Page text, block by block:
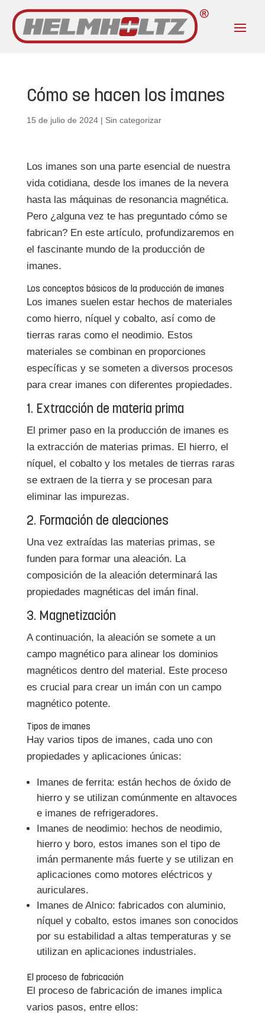
Cómo se hacen los imanes
15 de julio de 2024| Sin categorizar
Los imanes son una parte esencial de nuestra
vida cotidiana, desde los imanes de la nevera
hasta las máquinas de resonancia magnética.
Pero ¿alguna vez te has preguntado cómo se
fabrican? En este artículo, profundizaremos en
el fascinante mundo de la producción de
imanes.
Los conceptos básicos de la producción de imanes
Los imanes suelen estar hechos de materiales
como hierro, níquel y cobalto, así como de
tierras raras como el neodimio. Estos
materiales se combinan en proporciones
específicas y se someten a diversos procesos
para crear imanes con diferentes propiedades.
1. Extracción de materia prima
El primer paso en la producción de imanes es
la extracción de materias primas. El hierro, el
níquel, el cobalto y los metales de tierras raras
se extraen de la tierra y se procesan para
eliminar las impurezas.
2. Formación de aleaciones
Una vez extraídas las materias primas, se
funden para formar una aleación. La
composición de la aleación determinará las
propiedades magnéticas del imán final.
3. Magnetización
A continuación, la aleación se somete a un
campo magnético para alinear los dominios
magnéticos dentro del material. Este proceso
es crucial para crear un imán con un campo
magnético potente.
Tipos de imanes
Hay varios tipos de imanes, cada uno con
propiedades y aplicaciones únicas:
Imanes de ferrita: están hechos de óxido de
hierro y se utilizan comúnmente en altavoces
e imanes de refrigeradores.
Imanes de neodimio: hechos de neodimio,
hierro y boro, estos imanes son el tipo de
imán permanente más fuerte y se utilizan en
aplicaciones como motores eléctricos y
auriculares.
Imanes de Alnico: fabricados con aluminio,
níquel y cobalto, estos imanes son conocidos
por su estabilidad a altas temperaturas y se
utilizan en aplicaciones industriales.
El proceso de fabricación
El proceso de fabricación de imanes implica
varios pasos, entre ellos: